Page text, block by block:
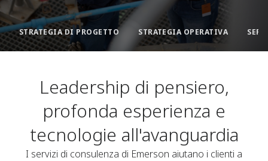
STRATEGIA DI PROGETTO STRATEGIA OPERATIVA
Leadership di pensiero,
profonda esperienza e
tecnologie all'avanguardia
I servizi di consulenza di Emerson aiutano i clienti a